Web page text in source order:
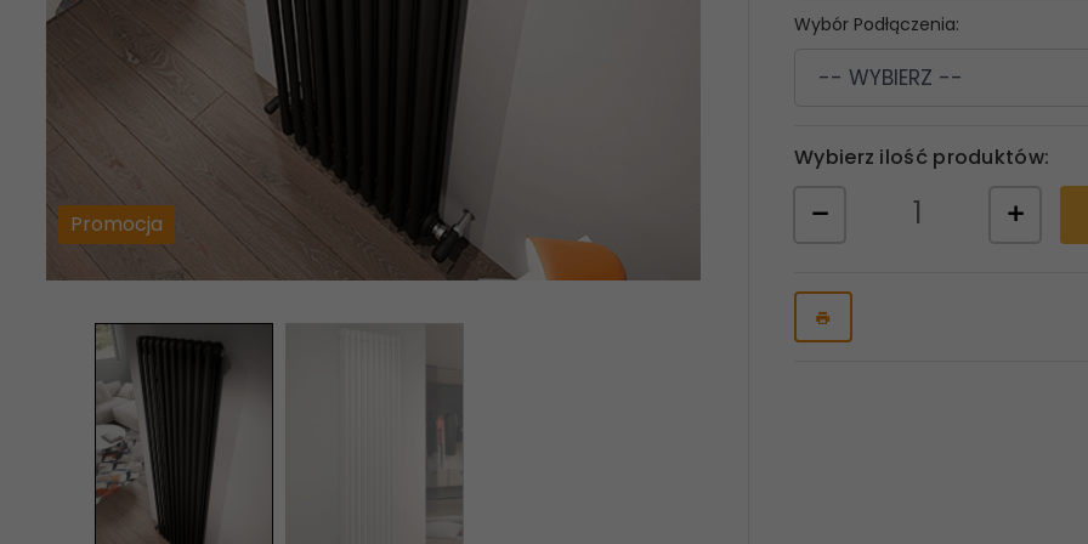
Promocja
Wybór Podłączenia:
-- WYBIERZ --
Wybierz ilość produktów: